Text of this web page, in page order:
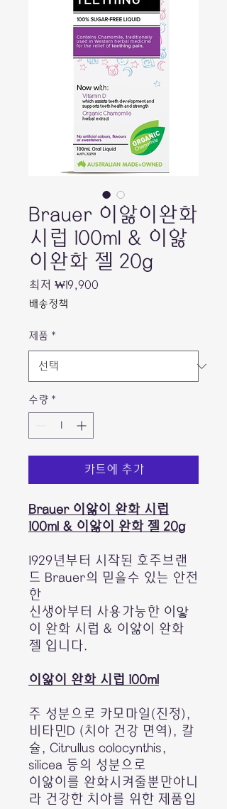
Brauer 이앓이완화
시럽 100ml & 이앓
이완화 젤 20g
최저 ₩19,900
배송정책
제품 *
수량 *
카트에 추가
Brauer 이앓이 완화 시럽
100ml & 이앓이 완화 젤 20g
1929년부터 시작된 호주브랜
드 Brauer의 믿을수 있는 안전
한
신생아부터 사용가능한 이앟
이 완화 시럽 & 이앓이 완화
젤 입니다.
이앓이 완화 시럽 100ml
주 성분으로 카모마일(진정),
비타민D (치아 건강 면역), 칼
슐, Citrullus colocynthis,
silicea 등의 성분으로
이앓이를 완화시켜줄뿐만아니
라 건강한 치아를 위한 제품입